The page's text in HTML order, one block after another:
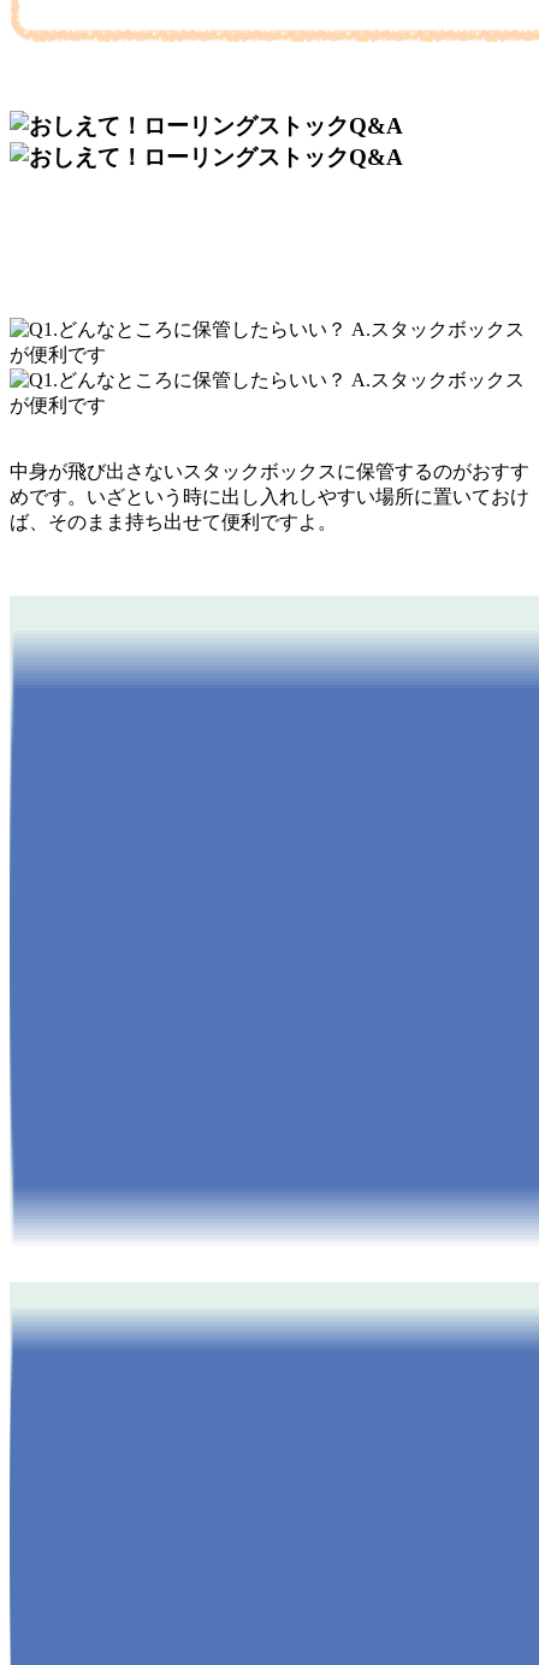
中身が飛び出さないスタックボックスに保管するのがおすす
めです。いざという時に出し入れしやすい場所に置いておけ
ば、そのまま持ち出せて便利ですよ。